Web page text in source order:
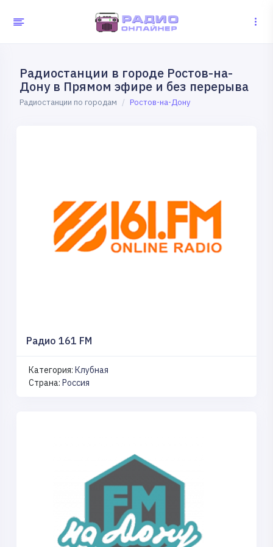
Радиостанции в городе Ростов-на-
Дону в Прямом эфире и без перерыва
Радиостанции по городам Ростов-на-Дону
Радио 161 FM
Категория: Клубная
Страна: Россия